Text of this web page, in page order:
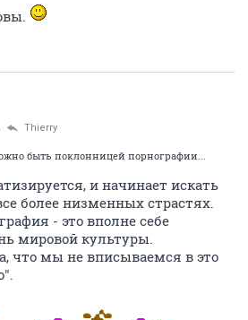
Thierry
быть поклонницей порнографии...
и начинает искать
более низменных страстях.
- это вполне себе
мировой культуры.
что мы не вписываемся в это